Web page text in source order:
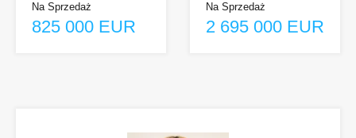
Na Sprzedaż
825 000 EUR
Na Sprzedaż
2 695 000 EUR